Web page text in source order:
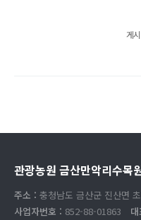
게
관광농원 금산만악리수목
주소 : 충청남도 금산군 진산면
사업자번호 : 852-88-01863